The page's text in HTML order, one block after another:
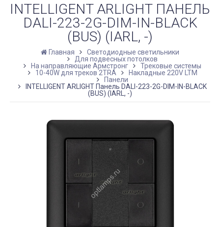
INTELLIGENT ARLIGHT ПАНЕЛЬ
DALI-223-2G-DIM-IN-BLACK
(BUS) (IARL, -)
Главная
Светодиодные светильники
Для подвесных потолков
На направляющие Армстронг
Трековые системы
10-40W для треков 2TRA
Накладные 220V LTM
Панели
INTELLIGENT ARLIGHT Панель DALI-223-2G-DIM-IN-BLACK
(BUS) (IARL, -)